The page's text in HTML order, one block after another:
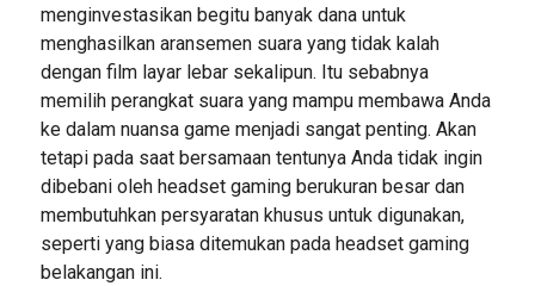
menginvestasikan begitu banyak dana untuk
menghasilkan aransemen suara yang tidak kalah
dengan film layar lebar sekalipun. Itu sebabnya
memilih perangkat suara yang mampu membawa Anda
ke dalam nuansa game menjadi sangat penting. Akan
tetapi pada saat bersamaan tentunya Anda tidak ingin
dibebani oleh headset gaming berukuran besar dan
membutuhkan persyaratan khusus untuk digunakan,
seperti yang biasa ditemukan pada headset gaming
belakangan ini.